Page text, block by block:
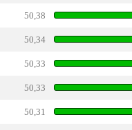
50,38
50,34
50,33
50,33
50,31